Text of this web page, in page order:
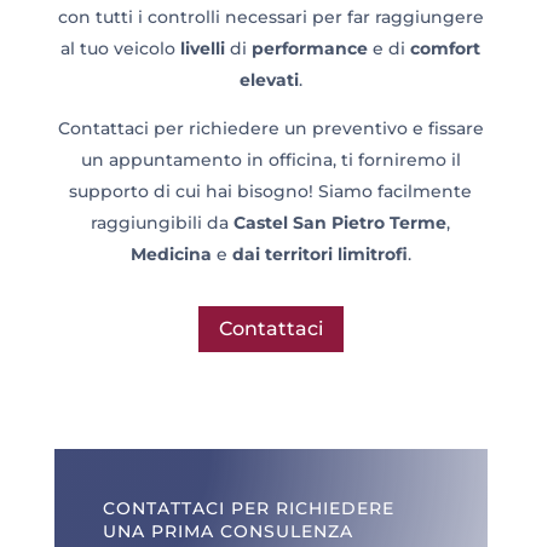
con tutti i controlli necessari per far raggiungere
al tuo veicolo livellidi performance e di comfort
elevati.
Contattaci per richiedere un preventivo e fissare
un appuntamento in officina, ti forniremo il
supporto di cui hai bisogno! Siamo facilmente
raggiungibili daCastel San Pietro Terme,
Medicina e dai territori limitrofi.
Contattaci
CONTATTACI PER RICHIEDERE
UNA PRIMA CONSULENZA